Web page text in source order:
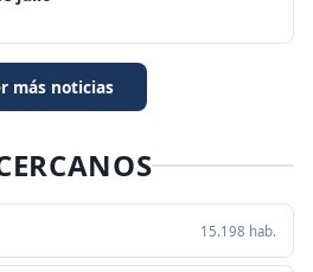
más noticias
15.198 hab.